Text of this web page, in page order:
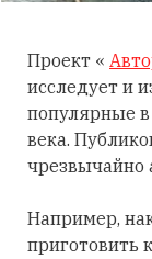
Проект «
исследует и
популярные в
века.
чрезвычайно
Например,
приготовить